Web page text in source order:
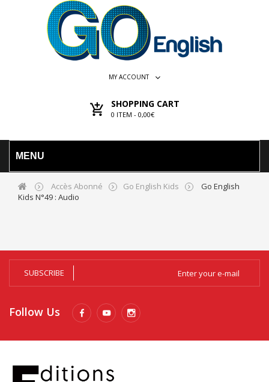
MY ACCOUNT
SHOPPING CART
0 ITEM - 0,00€
MENU
Accès Abonné Go English Kids
Go English
Kids N°49 : Audio
SUBSCRIBE
Follow Us